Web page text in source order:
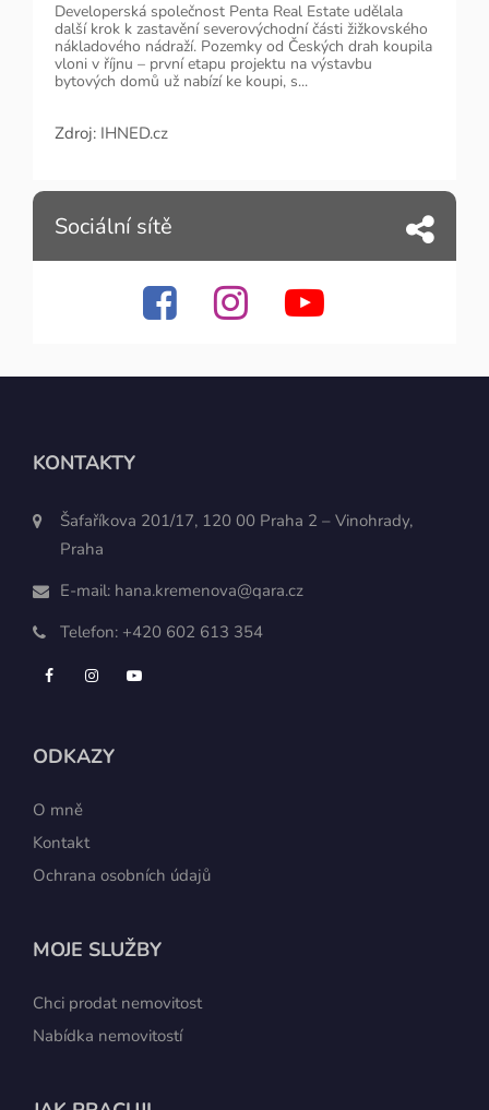
Developerská společnost Penta Real Estate udělala
další krok k zastavění severovýchodní části žižkovského
nákladového nádraží. Pozemky od Českých drah koupila
vloni v říjnu – první etapu projektu na výstavbu
bytových domů už nabízí ke koupi, s...
Zdroj: IHNED.cz
Sociální sítě
KONTAKTY
Šafaříkova 201/17, 120 00 Praha 2 – Vinohrady,
Praha
E-mail: hana.kremenova@qara.cz
Telefon: +420 602 613 354
ODKAZY
O mně
Kontakt
Ochrana osobních údajů
MOJE SLUŽBY
Chci prodat nemovitost
Nabídka nemovitostí